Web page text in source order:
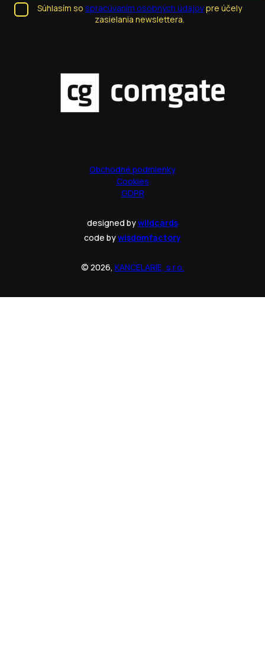
Súhlasím so spracúvaním osobných údajovpre účely
zasielania newslettera.
Obchodné podmienky
Cookies
GDPR
designed bywildcards
code bywisdomfactory
© 2026, KANCELARIE, s.r.o.